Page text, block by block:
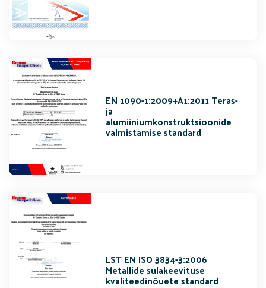
EN 1090-1:2009+A1:2011 Teras-
ja
alumiiniumkonstruktsioonide
valmistamise standard
LST EN ISO 3834-3:2006
Metallide sulakeevituse
kvaliteedinõuete standard